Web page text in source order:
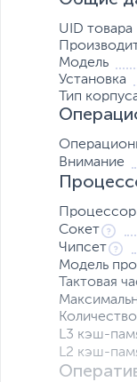
Видеокарты
Геймеры и
благодаря
архитектуры
искусственного
UID товара
Модель
Установка
Тип
Внимание
Процессор
Сокет
Чипсет
Модель
Тактовая
L3 кэш-
L2 кэш-